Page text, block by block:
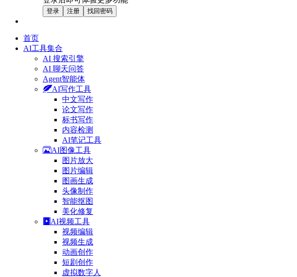
登录 注册 找回密码
首页
AI工具集合
AI 搜索引擎
AI 聊天问答
Agent智能体
AI写作工具
中文写作
论文写作
标书写作
内容检测
AI笔记工具
AI图像工具
图片放大
图片编辑
图画生成
头像制作
智能抠图
美化修复
AI视频工具
视频编辑
视频生成
动画创作
短剧创作
虚拟数字人